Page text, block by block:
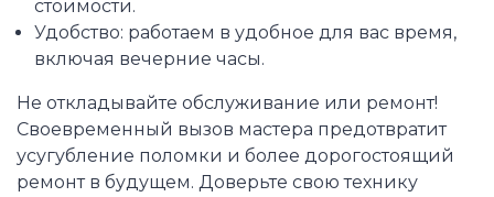
стоимости.
Удобство: работаем в удобное для вас время,
включая вечерние часы.
Не откладывайте обслуживание или ремонт!
Своевременный вызов мастера предотвратит
усугубление поломки и более дорогостоящий
ремонт в будущем. Доверьте свою технику